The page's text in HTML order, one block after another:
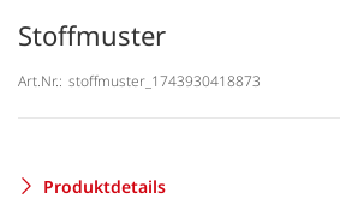
Stoffmuster
Art.Nr.: stoffmuster_1743930418873
Produktdetails